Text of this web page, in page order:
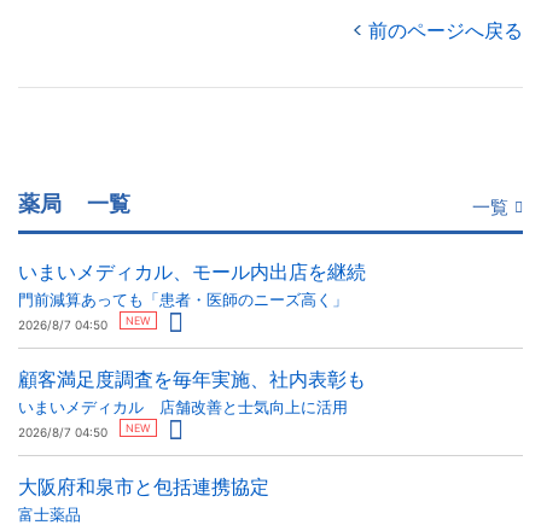
前のページへ戻る
薬局 一覧 一覧
いまいメディカル、モール内出店を継続
門前減算あっても「患者・医師のニーズ高く」
2026/8/7 04:50 NEW
顧客満足度調査を毎年実施、社内表彰も
いまいメディカル 店舗改善と士気向上に活用
2026/8/7 04:50 NEW
大阪府和泉市と包括連携協定
富士薬品